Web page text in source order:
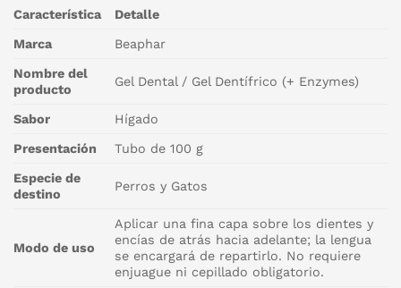
Característica Detalle
Marca Beaphar
Nombre del
producto
Gel Dental / Gel Dentífrico (+ Enzymes)
Sabor Hígado
Presentación Tubo de 100 g
Especie de
destino
Perros y Gatos
Modo de uso
Aplicar una fina capa sobre los dientes y
encías de atrás hacia adelante; la lengua
se encargará de repartirlo. No requiere
enjuague ni cepillado obligatorio.